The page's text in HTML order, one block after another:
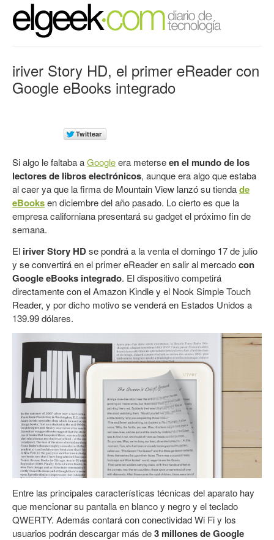
iriver Story HD, el primer eReader con
Google eBooks integrado
Si algo le faltaba aGoogleera meterseen el mundo de los
lectores de libros electrónicos, aunque era algo que estaba
al caer ya que la firma de Mountain View lanzó su tiendade
eBooksen diciembre del año pasado. Lo cierto es que la
empresa californiana presentará su gadget el próximo fin de
semana.
El iriver Story HDse pondrá a la venta el domingo 17 de julio
y se convertirá en el primer eReader en salir al mercadocon
Google eBooks integrado. El dispositivo competirá
directamente con el Amazon Kindle y el Nook Simple Touch
Reader, y por dicho motivo se venderá en Estados Unidos a
139.99 dólares.
Entre las principales características técnicas del aparato hay
que mencionar su pantalla en blanco y negro y el teclado
QWERTY. Además contará con conectividad Wi Fi y los
usuarios podrán descargar más de3 millones de Google